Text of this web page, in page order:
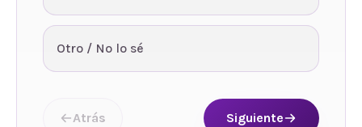
Otro / No lo sé
Atrás Siguiente